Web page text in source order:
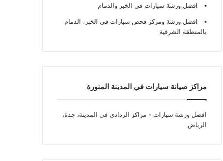
افضل ورشة سيارات في الخبر والدمام
افضل ورشة ومركز فحص سيارات في الخبر، الدمام
بالمنطقة الشرقية
مراكز صيانة سيارات في المدينة المنورة
افضل ورشة سيارات - مراكز الردادي في المدينة، جدة،
الرياض